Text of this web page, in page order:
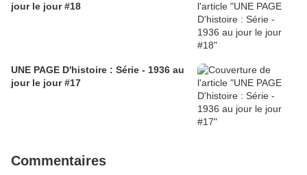
jour le jour #18
UNE PAGE D'histoire : Série - 1936 au
jour le jour #17
Commentaires